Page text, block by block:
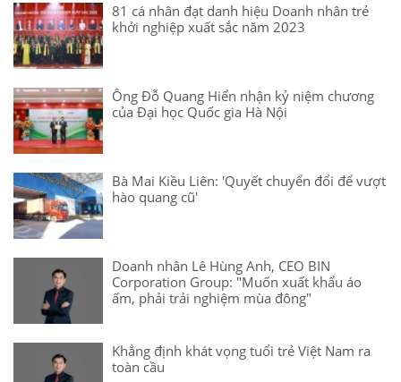
81 cá nhân đạt danh hiệu Doanh nhân trẻ
khởi nghiệp xuất sắc năm 2023
Ông Đỗ Quang Hiển nhận kỷ niệm chương
của Đại học Quốc gia Hà Nội
Bà Mai Kiều Liên: 'Quyết chuyển đổi để vượt
hào quang cũ'
Doanh nhân Lê Hùng Anh, CEO BIN
Corporation Group: "Muốn xuất khẩu áo
ấm, phải trải nghiệm mùa đông"
Khẳng định khát vọng tuổi trẻ Việt Nam ra
toàn cầu